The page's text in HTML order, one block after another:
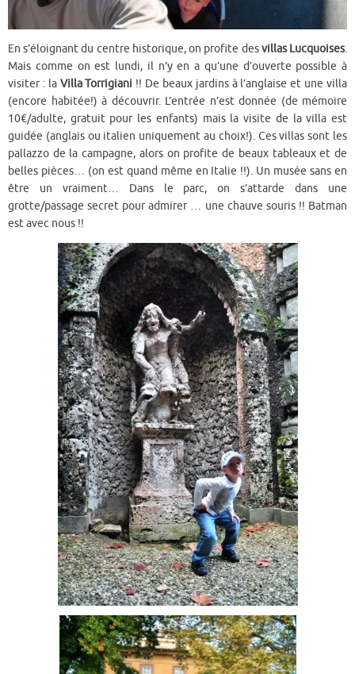
En s’éloignant du centre historique, on profite desvillas Lucquoises.
Mais comme on est lundi, il n’y en a qu’une d’ouverte possible à
visiter : la Villa Torrigiani !! De beaux jardins à l’anglaise et une villa
(encore habitée!) à découvrir. L’entrée n’est donnée (de mémoire
10€/adulte, gratuit pour les enfants) mais la visite de la villa est
guidée (anglais ou italien uniquement au choix!). Ces villas sont les
pallazzo de la campagne, alors on profite de beaux tableaux et de
belles pièces… (on est quand même en Italie !!). Un musée sans en
être un vraiment… Dans le parc, on s’attarde dans une
grotte/passage secret pour admirer … une chauve souris !! Batman
est avec nous !!